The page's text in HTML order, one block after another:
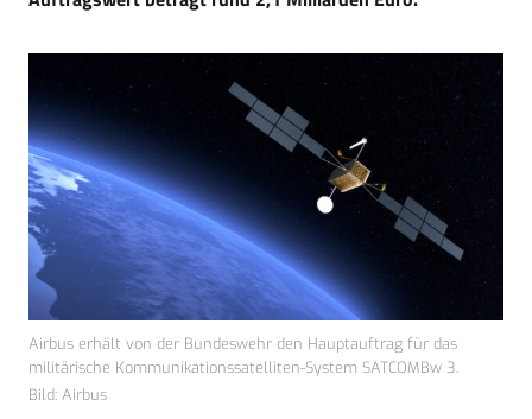
Airbus erhält von der Bundeswehr den Hauptauftrag für das
militärische Kommunikationssatelliten-System SATCOMBw 3.
Bild: Airbus